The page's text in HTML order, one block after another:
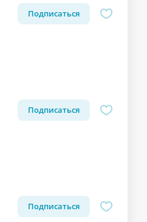
Подписаться
Подписаться
Подписаться